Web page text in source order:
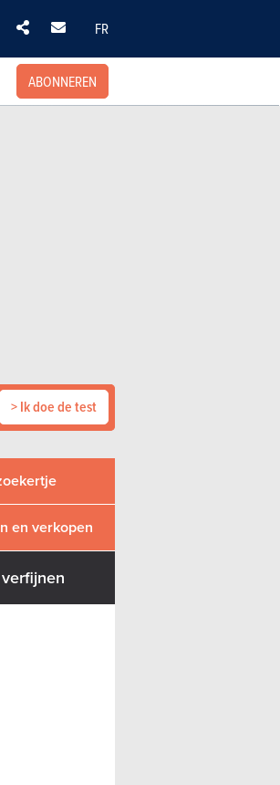
FR
ABONNEREN
> Ik doe de test
en verkopen